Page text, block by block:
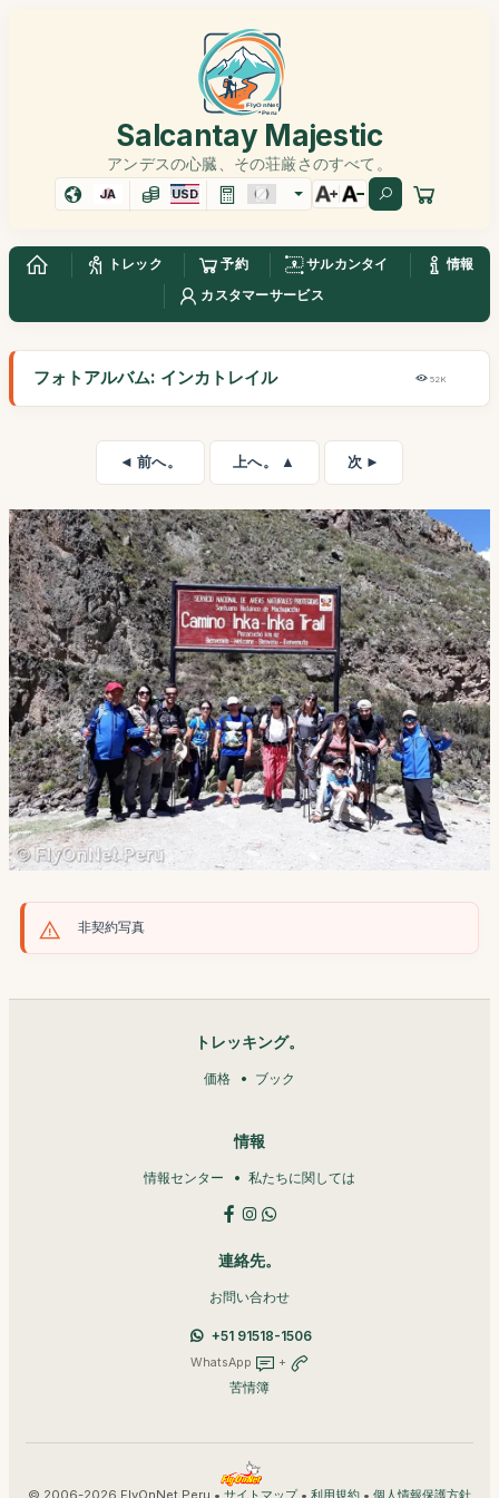
Salcantay Majestic
アンデスの心臓、その荘厳さのすべて。
JA USD
トレック 予約 サルカンタイ
情報
カスタマーサービス
フォトアルバム: インカトレイル 52K
◄ 前へ。 上へ。 ▲ 次 ►
非契約写真
トレッキング。
価格 ブック
情報
情報センター 私たちに関しては
連絡先。
お問い合わせ
+51 91518-1506
WhatsApp +
苦情簿
© 2006-2026 FlyOnNet Peru • • •